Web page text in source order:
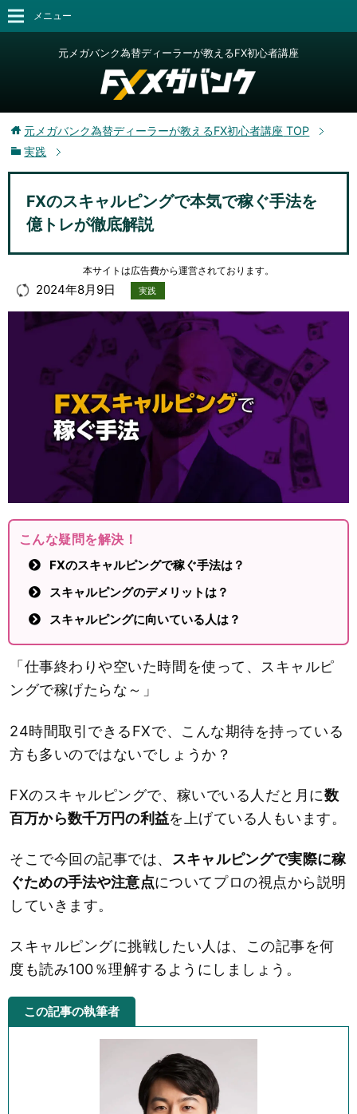
元メガバンク為替ディーラーが教えるFX初心者講座
メニュー
元メガバンク為替ディーラーが教えるFX初心者講座 TOP
実践
FXのスキャルピングで本気で稼ぐ手法を
億トレが徹底解説
本サイトは広告費から運営されております。
2024年8月9日 実践
こんな疑問を解決！
FXのスキャルピングで稼ぐ手法は？
スキャルピングのデメリットは？
スキャルピングに向いている人は？
「仕事終わりや空いた時間を使って、スキャルピ
ングで稼げたらな～」
24時間取引できるFXで、こんな期待を持っている
方も多いのではないでしょうか？
FXのスキャルピングで、稼いでいる人だと月に数
百万から数千万円の利益を上げている人もいます。
そこで今回の記事では、 スキャルピングで実際に稼
ぐための手法や注意点についてプロの視点から説明
していきます。
スキャルピングに挑戦したい人は、この記事を何
度も読み100％理解するようにしましょう。
この記事の執筆者